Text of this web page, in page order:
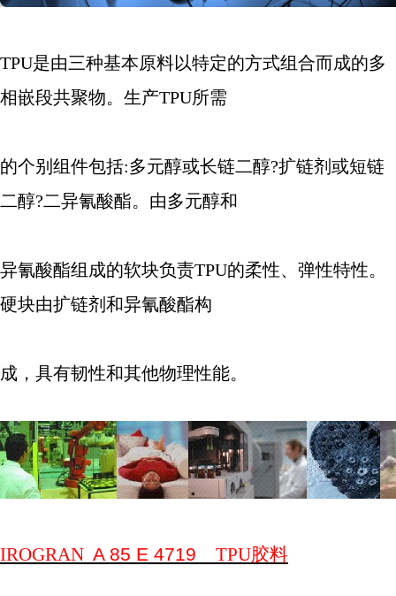
TPU是由三种基本原料以特定的方式组合而成的多
相嵌段共聚物。生产TPU所需
的个别组件包括:多元醇或长链二醇?扩链剂或短链
二醇?二异氰酸酯。由多元醇和
异氰酸酯组成的软块负责TPU的柔性、弹性特性。
硬块由扩链剂和异氰酸酯构
成，具有韧性和其他物理性能。
IROGRAN A 85 E 4719 TPU胶料